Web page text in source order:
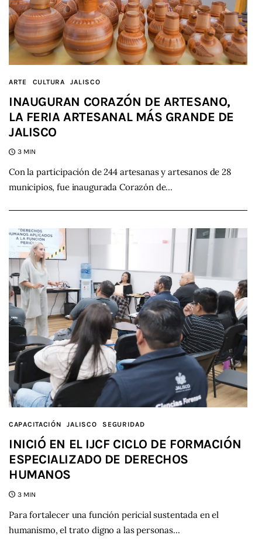
ARTE CULTURA JALISCO
INAUGURAN CORAZÓN DE ARTESANO,
LA FERIA ARTESANAL MÁS GRANDE DE
JALISCO
3 MIN
Con la participación de 244 artesanas y artesanos de 28
municipios, fue inaugurada Corazón de…
CAPACITACIÓN JALISCO SEGURIDAD
INICIÓ EN EL IJCF CICLO DE FORMACIÓN
ESPECIALIZADO DE DERECHOS
HUMANOS
3 MIN
Para fortalecer una función pericial sustentada en el
humanismo, el trato digno a las personas…